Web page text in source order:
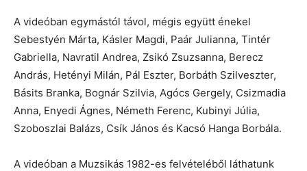
A videóban egymástól távol, mégis együtt énekel
Sebestyén Márta, Kásler Magdi, Paár Julianna, Tintér
Gabriella, Navratil Andrea, Zsikó Zsuzsanna, Berecz
András, Hetényi Milán, Pál Eszter, Borbáth Szilveszter,
Básits Branka, Bognár Szilvia, Agócs Gergely, Csizmadia
Anna, Enyedi Ágnes, Németh Ferenc, Kubinyi Júlia,
Szoboszlai Balázs, Csík János és Kacsó Hanga Borbála.
A videóban a Muzsikás 1982-es felvételéből láthatunk